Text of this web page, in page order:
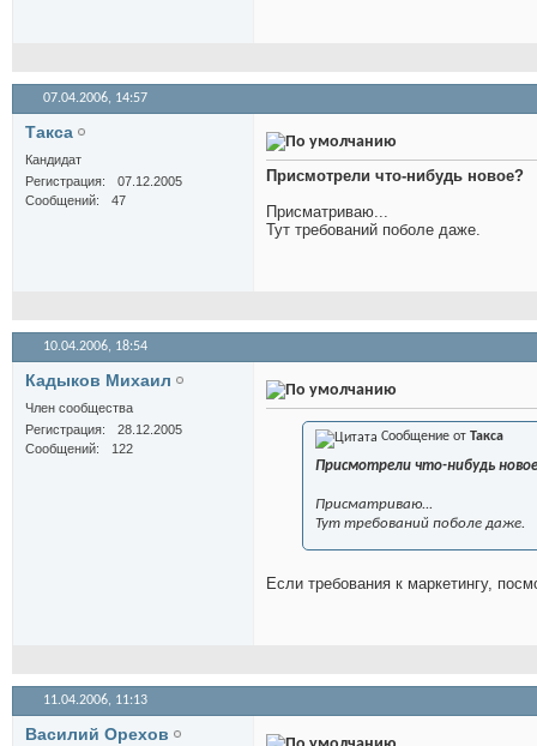
07.04.2006, 14:57
Такса
Кандидат
Регистрация
07.12.2005
Сообщений
47
Присмотрели что-нибудь новое?
Присматриваю...
Тут требований поболе даже.
10.04.2006, 18:54
Кадыков Михаил
Член сообщества
Регистрация
28.12.2005
Сообщений
122
Сообщение от Такса
Присмотрели что-нибудь
Присматриваю...
Тут требований поболе даже.
Если требования к маркетингу,
11.04.2006, 11:13
Василий Орехов